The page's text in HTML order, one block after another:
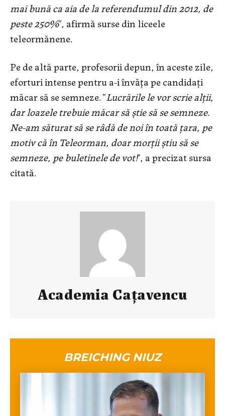
mai bună ca aia de la referendumul din 2012, de
peste 250%”, afirmă surse din liceele
teleormănene.
Pe de altă parte, profesorii depun, în aceste zile,
eforturi intense pentru a-i învăța pe candidați
măcar să se semneze. ”Lucrările le vor scrie alții,
dar loazele trebuie măcar să știe să se semneze.
Ne-am săturat să se râdă de noi în toată țara, pe
motiv că în Teleorman, doar morții știu să se
semneze, pe buletinele de vot!”, a precizat sursa
citată.
Academia Caţavencu
BREICHING NIUZ